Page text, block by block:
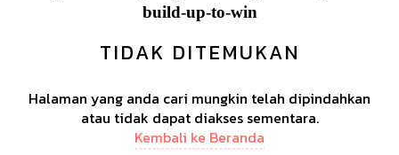
build-up-to-win
TIDAK DITEMUKAN
Halaman yang anda cari mungkin telah dipindahkan
atau tidak dapat diakses sementara.
Kembali ke Beranda